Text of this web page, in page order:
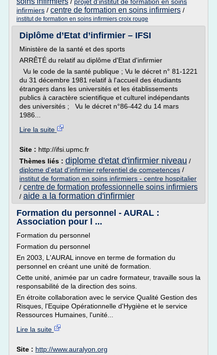
infirmiers / centre de formation en soins infirmiers /
institut de formation en soins infirmiers croix rouge
Diplôme d’Etat d’infirmier – IFSI
Ministère de la santé et des sports
ARRÊTÉ du relatif au diplôme d'Etat d'infirmier
Vu le code de la santé publique ; Vu le décret n° 81-1221
du 31 décembre 1981 relatif à l'accueil des étudiants
étrangers dans les universités et les établissements
publics à caractère scientifique et culturel indépendants
des universités ; Vu le décret n°86-442 du 14 mars
1986...
Lire la suite
Site : http://ifsi.upmc.fr
Thèmes liés : diplome d'etat d'infirmier niveau /
diplome d'etat d'infirmier referentiel de competences /
institut de formation en soins infirmiers - centre hospitalier
/ centre de formation professionnelle soins infirmiers
/ aide a la formation d'infirmier
Formation du personnel - AURAL :
Association pour l ...
Formation du personnel
Formation du personnel
En 2003, L'AURAL innove en terme de formation du
personnel en créant une unité de formation.
Cette unité, animée par un cadre formateur, travaille sous la
responsabilité de la direction des soins.
En étroite collaboration avec le service Qualité Gestion des
Risques, l'Equipe Opérationnelle d'Hygiène et le service
Ressources Humaines, l'unité...
Lire la suite
Site : http://www.auralyon.org